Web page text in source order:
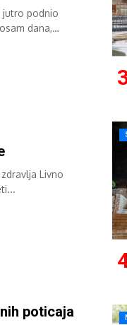
jutro podnio
dana,
Livno
poticaja